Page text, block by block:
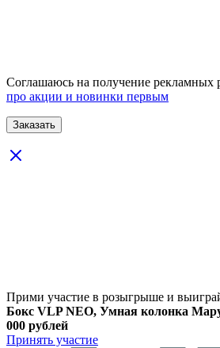
Соглашаюсь на получение рекламных
про акции и новинки первым
Прими участие в розыгрыше и
Бокс VLP NEO, Умная колонка
000 рублей
Принять участие